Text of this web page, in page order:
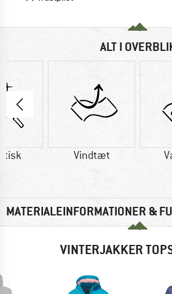
ALT I
Vindtæt
MATERIALEINFORMATIONER &
VINTERJAKKER